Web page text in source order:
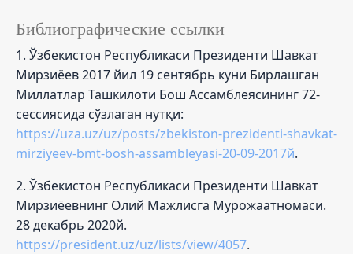
Библиографические ссылки
1. Ўзбекистон Республикаси Президенти Шавкат
Мирзиёев 2017 йил 19 сентябрь куни Бирлашган
Миллатлар Ташкилоти Бош Ассамблеясининг 72-
сессиясида сўзлаган нутқи:
https://uza.uz/uz/posts/zbekiston-prezidenti-shavkat-
mirziyeev-bmt-bosh-assambleyasi-20-09-2017й.
2. Ўзбекистон Республикаси Президенти Шавкат
Мирзиёевнинг Олий Мажлисга Мурожаатномаси.
28 декабрь 2020й.
https://president.uz/uz/lists/view/4057.